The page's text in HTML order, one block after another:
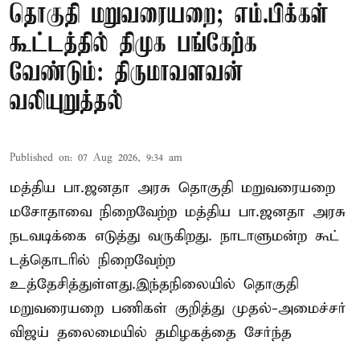
தொகுதி மறுவரையறை; எம்.பிக்கள்
கூட்டத்தில் திமுக பங்கேற்க
வேண்டும்: திருமாவளவன்
வலியுறுத்தல்
Published on: 07 Aug 2026, 9:34 am
மத்திய பா.ஜனதா அரசு தொகுதி மறுவரையறை
மசோதாவை நிறைவேற்ற மத்திய பா.ஜனதா அரசு
நடவடிக்கை எடுத்து வருகிறது. நாடாளுமன்ற கூட்
டத்தொடரில் நிறைவேற்ற
உத்தேசித்துள்ளது.இந்தநிலையில் தொகுதி
மறுவரையறை பணிகள் குறித்து முதல்-அமைச்சர்
விஜய் தலைமையில் தமிழகத்தை சேர்ந்த